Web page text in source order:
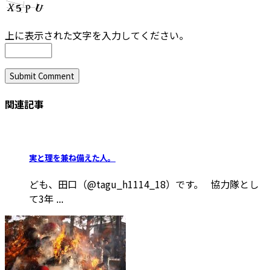
上に表示された文字を入力してください。
関連記事
実と理を兼ね備えた人。
ども、田口（@tagu_h1114_18）です。 協力隊とし
て3年 ...